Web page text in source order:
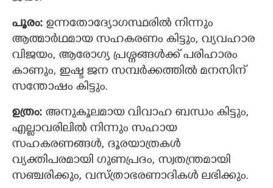
പൂരം: ഉന്നതോദ്യോഗസ്ഥരിൽ നിന്നും
ആത്മാര്‍ഥമായ സഹകരണം കിട്ടും, വ്യവഹാര
വിജയം, ആരോഗ്യ പ്രശ്നങ്ങള്‍ക്ക് പരിഹാരം
കാണും, ഇഷ്ട ജന സമ്പര്‍ക്കത്തില്‍ മനസിന്
സന്തോഷം കിട്ടും.
ഉത്രം: അനുകൂലമായ വിവാഹ ബന്ധം കിട്ടും,
എല്ലാവരിലില്‍ നിന്നും സഹായ
സഹകരണങ്ങള്‍, ദൂരയാത്രകള്‍
വ്യക്തിപരമായി ഗുണപ്രദം, സ്വതന്ത്രമായി
സഞ്ചരിക്കും, വസ്ത്രാഭരണാദികള്‍ ലഭിക്കും.